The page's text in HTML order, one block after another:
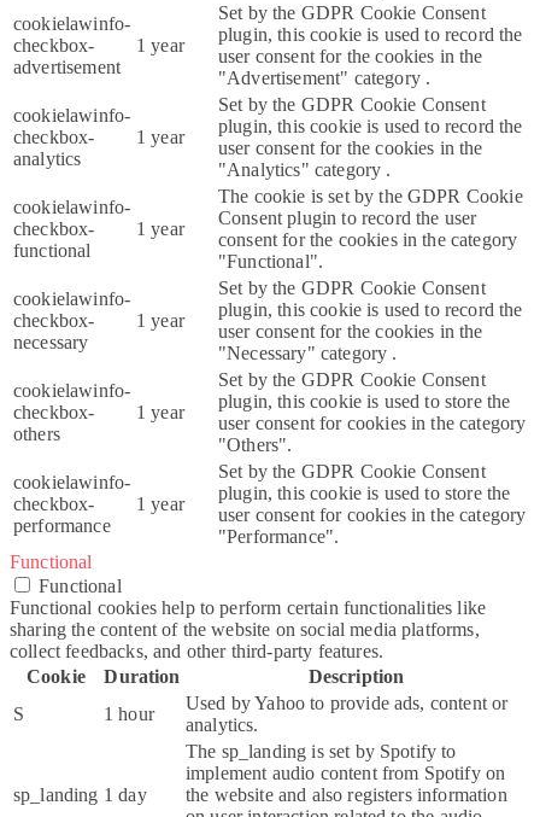
cookielawinfo-
checkbox-
advertisement
1 year
Set by the GDPR Cookie Consent
plugin, this cookie is used to record the
user consent for the cookies in the
"Advertisement" category .
cookielawinfo-
checkbox-
analytics
1 year
Set by the GDPR Cookie Consent
plugin, this cookie is used to record the
user consent for the cookies in the
"Analytics" category .
cookielawinfo-
checkbox-
functional
1 year
The cookie is set by the GDPR Cookie
Consent plugin to record the user
consent for the cookies in the category
"Functional".
cookielawinfo-
checkbox-
necessary
1 year
Set by the GDPR Cookie Consent
plugin, this cookie is used to record the
user consent for the cookies in the
"Necessary" category .
cookielawinfo-
checkbox-
others
1 year
Set by the GDPR Cookie Consent
plugin, this cookie is used to store the
user consent for cookies in the category
"Others".
cookielawinfo-
checkbox-
performance
1 year
Set by the GDPR Cookie Consent
plugin, this cookie is used to store the
user consent for cookies in the category
"Performance".
Functional
Functional
Functional cookies help to perform certain functionalities like
sharing the content of the website on social media platforms,
collect feedbacks, and other third-party features.
Cookie
Duration
Description
S
1 hour
Used by Yahoo to provide ads, content or
analytics.
sp_landing 1 day
The sp_landing is set by Spotify to
implement audio content from Spotify on
the website and also registers information